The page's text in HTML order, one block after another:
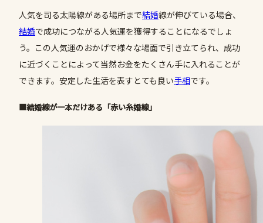
人気を司る太陽線がある場所まで結婚線が伸びている場合、
結婚で成功につながる人気運を獲得することになるでしょ
う。この人気運のおかげで様々な場面で引き立てられ、成功
に近づくことによって当然お金をたくさん手に入れることが
できます。安定した生活を表すとても良い手相です。
■結婚線が一本だけある「赤い糸婚線」